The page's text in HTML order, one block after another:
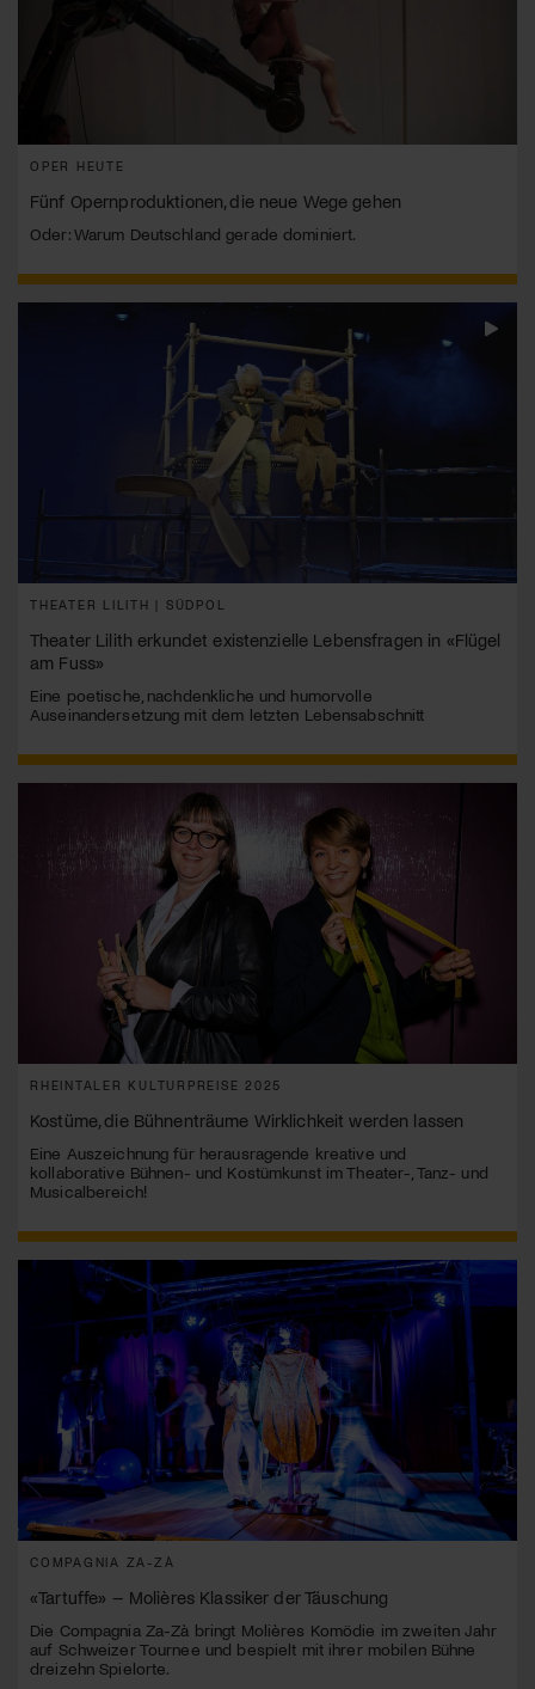
OPER HEUTE
Fünf Opernproduktionen, die neue Wege gehen
Oder: Warum Deutschland gerade dominiert.
THEATER LILITH | SÜDPOL
Theater Lilith erkundet existenzielle Lebensfragen in «Flügel
am Fuss»
Eine poetische, nachdenkliche und humorvolle
Auseinandersetzung mit dem letzten Lebensabschnitt
RHEINTALER KULTURPREISE 2025
Kostüme, die Bühnenträume Wirklichkeit werden lassen
Eine Auszeichnung für herausragende kreative und
kollaborative Bühnen- und Kostümkunst im Theater-, Tanz- und
Musicalbereich!
COMPAGNIA ZA-ZÀ
«Tartuffe» – Molières Klassiker der Täuschung
Die Compagnia Za-Zà bringt Molières Komödie im zweiten Jahr
auf Schweizer Tournee und bespielt mit ihrer mobilen Bühne
dreizehn Spielorte.